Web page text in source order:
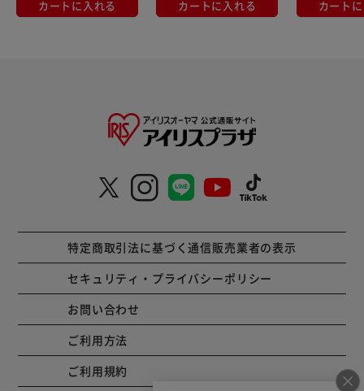
カートに入れる カートに入れる カート
特定商取引法に基づく通信販売業者の表示
セキュリティ・プライバシーポリシー
お問い合わせ
ご利用方法
ご利用規約